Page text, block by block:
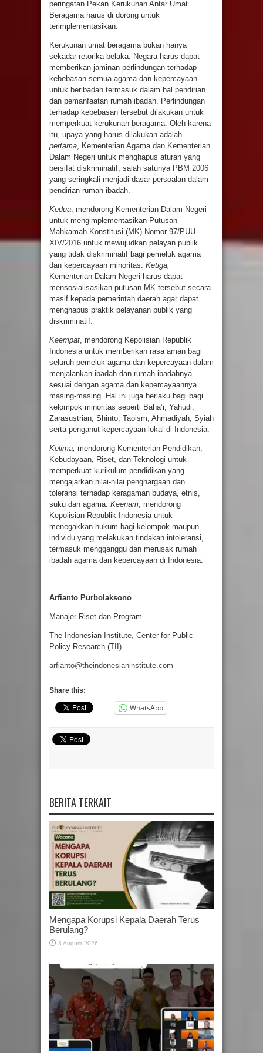
peringatan Pekan Kerukunan Antar Umat
Beragama harus di dorong untuk
terimplementasikan.
Kerukunan umat beragama bukan hanya
sekadar retorika belaka. Negara harus dapat
memberikan jaminan perlindungan terhadap
kebebasan semua agama dan kepercayaan
untuk beribadah termasuk dalam hal pendirian
dan pemanfaatan rumah ibadah. Perlindungan
terhadap kebebasan tersebut dilakukan untuk
memperkuat kerukunan beragama. Oleh karena
itu, upaya yang harus dilakukan adalah
pertama , Kementerian Agama dan Kementerian
Dalam Negeri untuk menghapus aturan yang
bersifat diskriminatif, salah satunya PBM 2006
yang seringkali menjadi dasar persoalan dalam
pendirian rumah ibadah.
Kedua , mendorong Kementerian Dalam Negeri
untuk mengimplementasikan Putusan
Mahkamah Konstitusi (MK) Nomor 97/PUU-
XIV/2016 untuk mewujudkan pelayan publik
yang tidak diskriminatif bagi pemeluk agama
dan kepercayaan minoritas. Ketiga,
Kementerian Dalam Negeri harus dapat
mensosialisasikan putusan MK tersebut secara
masif kepada pemerintah daerah agar dapat
menghapus praktik pelayanan publik yang
diskriminatif.
Keempat , mendorong Kepolisian Republik
Indonesia untuk memberikan rasa aman bagi
seluruh pemeluk agama dan kepercayaan dalam
menjalankan ibadah dan rumah ibadahnya
sesuai dengan agama dan kepercayaannya
masing-masing. Hal ini juga berlaku bagi bagi
kelompok minoritas seperti Baha’i, Yahudi,
Zarasustrian, Shinto, Taoism, Ahmadiyah, Syiah
serta penganut kepercayaan lokal di Indonesia.
Kelima, mendorong Kementerian Pendidikan,
Kebudayaan, Riset, dan Teknologi untuk
memperkuat kurikulum pendidikan yang
mengajarkan nilai-nilai penghargaan dan
toleransi terhadap keragaman budaya, etnis,
suku dan agama. Keenam , mendorong
Kepolisian Republik Indonesia untuk
menegakkan hukum bagi kelompok maupun
individu yang melakukan tindakan intoleransi,
termasuk mengganggu dan merusak rumah
ibadah agama dan kepercayaan di Indonesia.
Arfianto Purbolaksono
Manajer Riset dan Program
The Indonesian Institute, Center for Public
Policy Research (TII)
arfianto@theindonesianinstitute.com
Share this:
WhatsApp
BERITA TERKAIT
Mengapa Korupsi Kepala Daerah Terus
Berulang?
3 August 2026